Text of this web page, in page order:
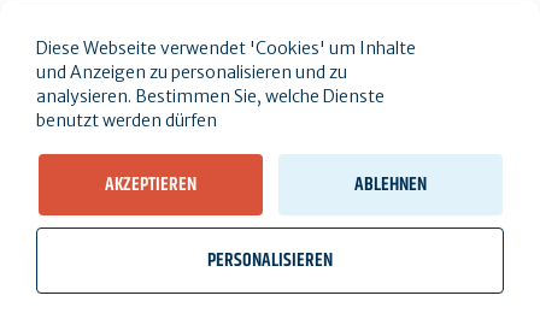
Diese Webseite verwendet 'Cookies' um Inhalte
und Anzeigen zu personalisieren und zu
analysieren. Bestimmen Sie, welche Dienste
benutzt werden dürfen
AKZEPTIEREN ABLEHNEN
PERSONALISIEREN